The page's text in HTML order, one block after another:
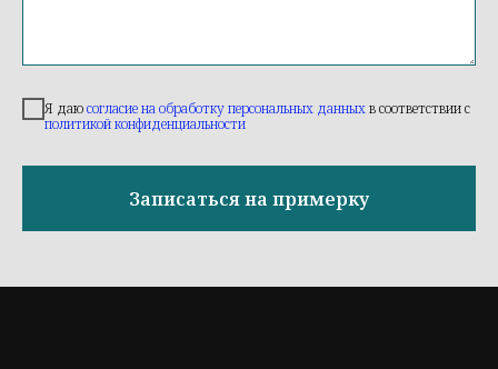
Я даюсогласие на обработку персональных данныхв соответствии с
политикой конфиденциальности
Записаться на примерку